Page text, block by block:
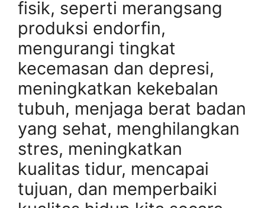
fisik, seperti merangsang
produksi endorfin,
mengurangi tingkat
kecemasan dan depresi,
meningkatkan kekebalan
tubuh, menjaga berat badan
yang sehat, menghilangkan
stres, meningkatkan
kualitas tidur, mencapai
tujuan, dan memperbaiki